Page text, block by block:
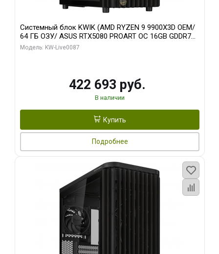
Системный блок KWIK (AMD RYZEN 9 9900X3D OEM/
64 ГБ ОЗУ/ ASUS RTX5080 PROART OC 16GB GDDR7
256bit Type-C DP 2/ 1 ТБ SSD)
Модель: KW-Live0087
422 693 руб.
В наличии
Купить
Подробнее